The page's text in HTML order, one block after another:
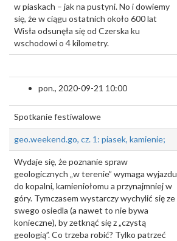
w piaskach – jak na pustyni. No i dowiemy
się, że w ciągu ostatnich około 600 lat
Wisła odsunęła się od Czerska ku
wschodowi o 4 kilometry.
pon., 2020-09-21 10:00
Spotkanie festiwalowe
geo.weekend.go, cz. 1: piasek, kamienie;
Wydaje się, że poznanie spraw
geologicznych „w terenie” wymaga wyjazdu
do kopalni, kamieniołomu a przynajmniej w
góry. Tymczasem wystarczy wychylić się ze
swego osiedla (a nawet to nie bywa
konieczne), by zetknąć się z „czystą
geologią”. Co trzeba robić? Tylko patrzeć